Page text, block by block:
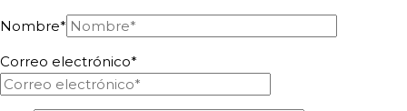
Nombre*
Correo electrónico*